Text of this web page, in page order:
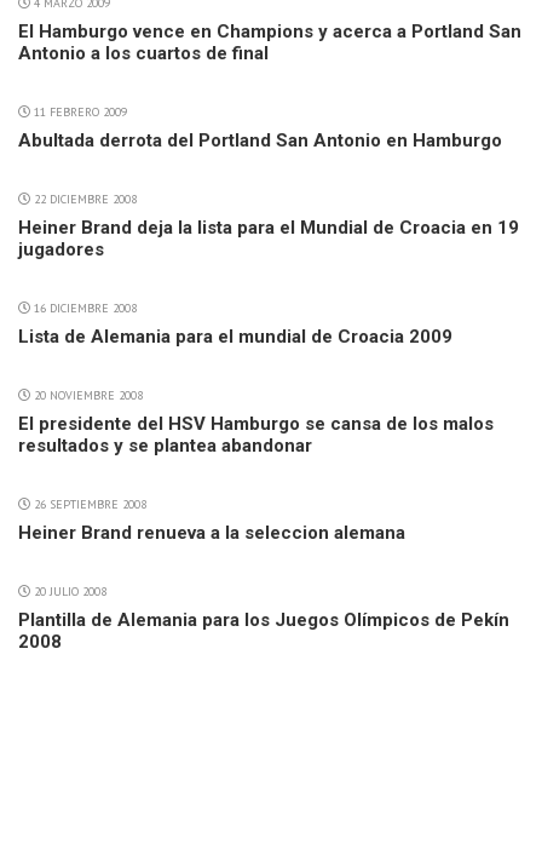
El Hamburgo vence en Champions y acerca a Portland San
Antonio a los cuartos de final
11 FEBRERO 2009
Abultada derrota del Portland San Antonio en Hamburgo
22 DICIEMBRE 2008
Heiner Brand deja la lista para el Mundial de Croacia en 19
jugadores
16 DICIEMBRE 2008
Lista de Alemania para el mundial de Croacia 2009
20 NOVIEMBRE 2008
El presidente del HSV Hamburgo se cansa de los malos
resultados y se plantea abandonar
26 SEPTIEMBRE 2008
Heiner Brand renueva a la seleccion alemana
20 JULIO 2008
Plantilla de Alemania para los Juegos Olímpicos de Pekín
2008